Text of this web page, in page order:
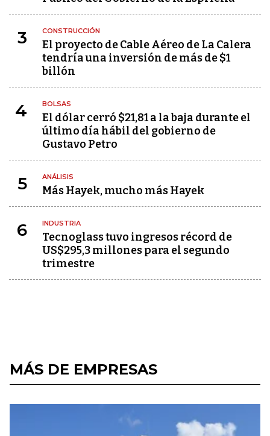
3 CONSTRUCCIÓN
El proyecto de Cable Aéreo de La Calera
tendría una inversión de más de $1
billón
4 BOLSAS
El dólar cerró $21,81 a la baja durante el
último día hábil del gobierno de
Gustavo Petro
5 ANÁLISIS
Más Hayek, mucho más Hayek
6 INDUSTRIA
Tecnoglass tuvo ingresos récord de
US$295,3 millones para el segundo
trimestre
MÁS DE EMPRESAS